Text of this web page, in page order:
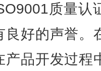
质量认
良好的声誉。
产品开发过程